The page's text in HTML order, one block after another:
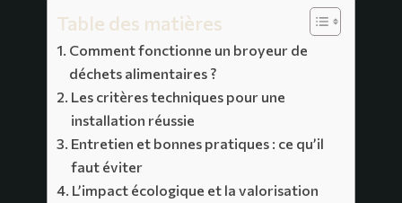
Table des matières
Comment fonctionne un broyeur de
déchets alimentaires ?
Les critères techniques pour une
installation réussie
Entretien et bonnes pratiques : ce qu’il
faut éviter
L’impact écologique et la valorisation